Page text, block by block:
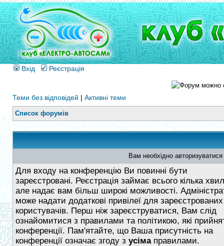
Вхід Реєстрація
Теми без відповідей | Активні теми
Список форумів
Вам необхідно
Для входу на конференцію Ви повинні бути
зареєстровані. Реєстрація займає всього кілька
але надає вам більш широкі можливості.
може надати додаткові привілеї для зареєстрованих
користувачів. Перш ніж зареєструватися, Вам слід
ознайомитися з правилами та політикою, які
конференції. Пам'ятайте, що Ваша присутність на
конференції означає згоду з усімаправилами.